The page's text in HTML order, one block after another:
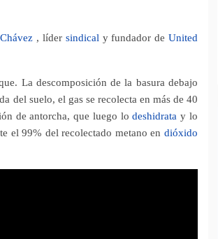
, líder sindical y fundador deUnited
La descomposición de la basura debajo
del suelo, el gas se recolecta en más de 40
de antorcha, que luego lodeshidrata y lo
el 99% del recolectado metano en dióxido